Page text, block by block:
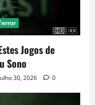
Jogos de
Sono
30, 2026 0